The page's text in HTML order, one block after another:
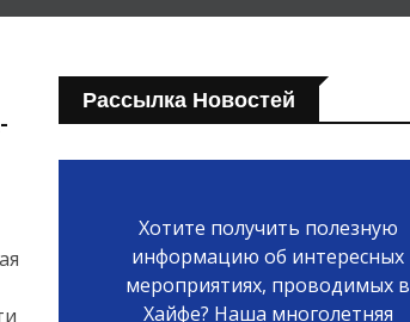
Рассылка Новостей
Хотите получить полезную
информацию об интересных
мероприятиях, проводимых в
Хайфе? Наша многолетняя